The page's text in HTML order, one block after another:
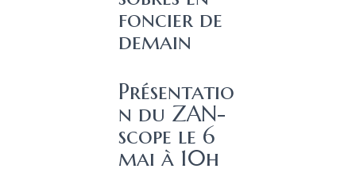
foncier de
demain
Présentatio
n du ZAN-
scope le 6
mai à 10h